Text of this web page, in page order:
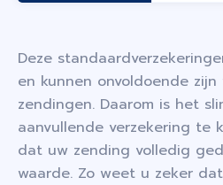
Deze
en kunnen onvoldoende
zendingen. Daarom is het
aanvullende verzekering te
dat uw zending volledig
waarde. Zo weet u zeker